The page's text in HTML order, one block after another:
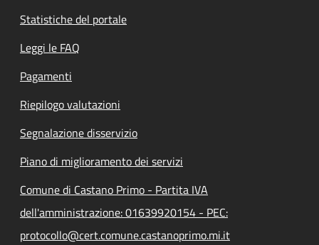
Statistiche del portale
Leggi le FAQ
Pagamenti
Riepilogo valutazioni
Segnalazione disservizio
Piano di miglioramento dei servizi
Comune di Castano Primo - Partita IVA
dell'amministrazione: 01639920154 - PEC:
protocollo@cert.comune.castanoprimo.mi.it